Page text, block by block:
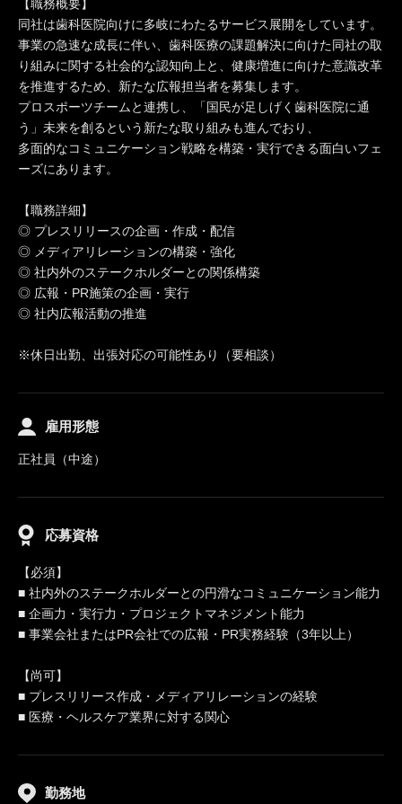
【職務概要】
同社は歯科医院向けに多岐にわたるサービス展開をしています。
事業の急速な成長に伴い、歯科医療の課題解決に向けた同社の取
り組みに関する社会的な認知向上と、健康増進に向けた意識改革
を推進するため、新たな広報担当者を募集します。
プロスポーツチームと連携し、「国民が足しげく歯科医院に通
う」未来を創るという新たな取り組みも進んでおり、
多面的なコミュニケーション戦略を構築・実行できる面白いフェ
ーズにあります。
【職務詳細】
◎ プレスリリースの企画・作成・配信
◎ メディアリレーションの構築・強化
◎ 社内外のステークホルダーとの関係構築
◎ 広報・PR施策の企画・実行
◎ 社内広報活動の推進
※休日出勤、出張対応の可能性あり（要相談）
雇用形態
正社員（中途）
応募資格
【必須】
■ 社内外のステークホルダーとの円滑なコミュニケーション能力
■ 企画力・実行力・プロジェクトマネジメント能力
■ 事業会社またはPR会社での広報・PR実務経験（3年以上）
【尚可】
■ プレスリリース作成・メディアリレーションの経験
■ 医療・ヘルスケア業界に対する関心
勤務地